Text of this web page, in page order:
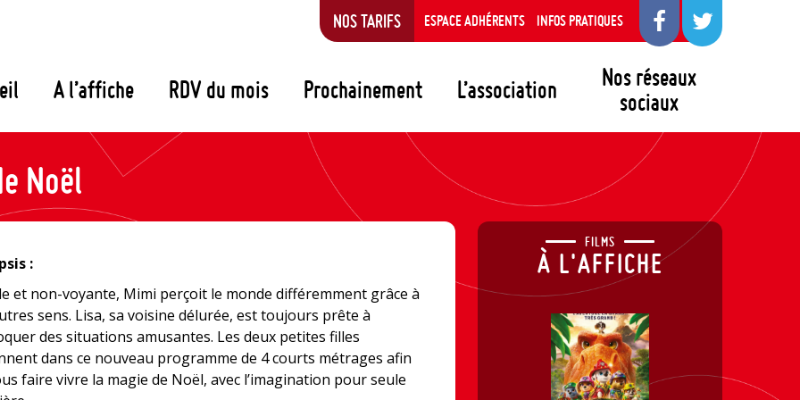
A l’affiche RDV du mois Prochainement L’association
Nos réseaux
sociaux
NOS TARIFS ESPACE ADHÉRENTS INFOS PRATIQUES
Noël
:
et non-voyante, Mimi perçoit le monde différemment grâce à
sens. Lisa, sa voisine délurée, est toujours prête à
des situations amusantes. Les deux petites filles
dans ce nouveau programme de 4 courts métrages afin
faire vivre la magie de Noël, avec l’imagination pour seule
FILMS
À L'AFFICHE